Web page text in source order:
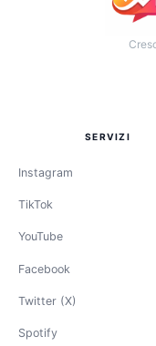
SERVIZI
Instagram
TikTok
YouTube
Facebook
Twitter (X)
Spotify